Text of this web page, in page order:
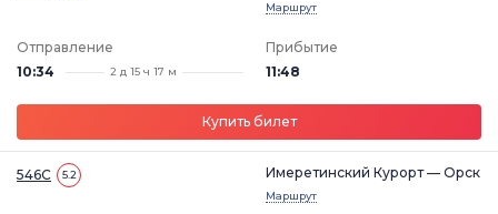
Маршрут
Отправление
10:34
2 д 15 ч 17 м
Прибытие
11:48
Купить билет
546С 5.2 Имеретинский Курорт — Орск
Маршрут